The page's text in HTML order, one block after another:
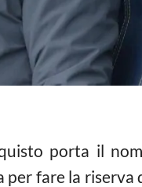
porta il
fare la riserva